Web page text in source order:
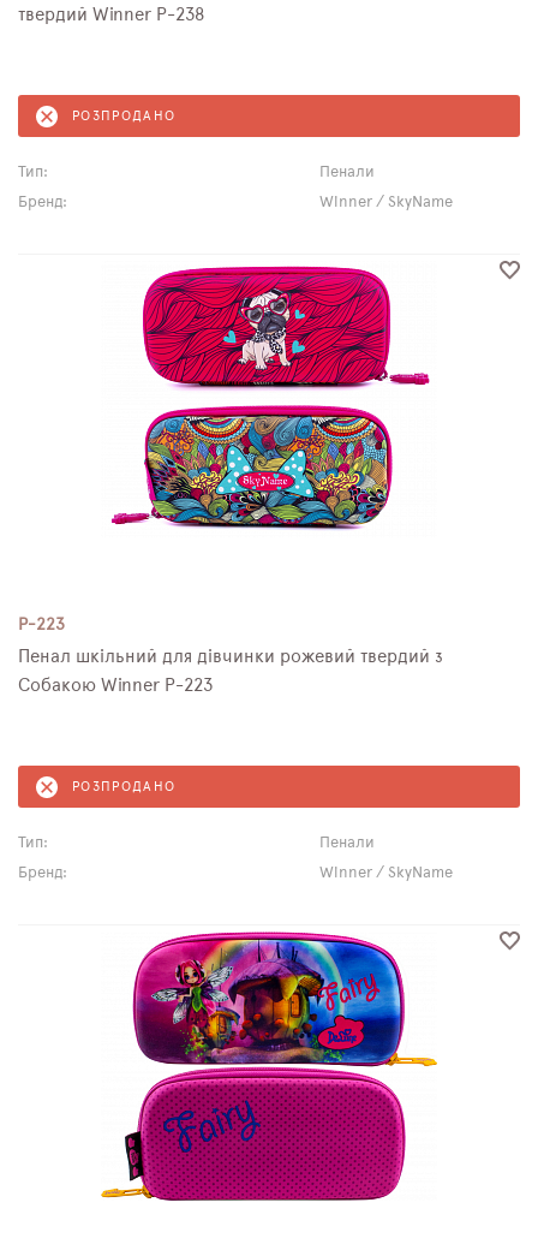
твердий Winner P-238
РОЗПРОДАНО
Тип:
Пенали
Бренд:
Winner / SkyName
P-223
Пенал шкільний для дівчинки рожевий твердий з
Собакою Winner P-223
РОЗПРОДАНО
Тип:
Пенали
Бренд:
Winner / SkyName